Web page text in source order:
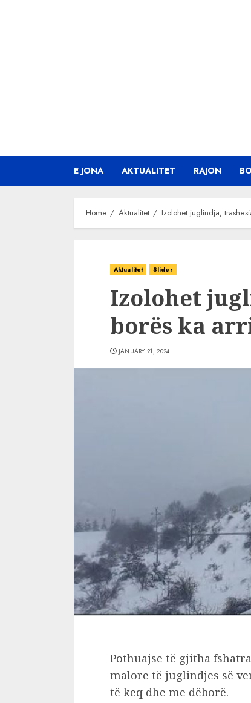
E JONA AKTUALITET RAJON
Home Aktualitet Izolohet juglindja,
Aktualitet Slider
Izolohet
borës ka
JANUARY 21, 2024
Pothuajse të gjitha
malore të juglindjes së
të keq dhe me dëborë.